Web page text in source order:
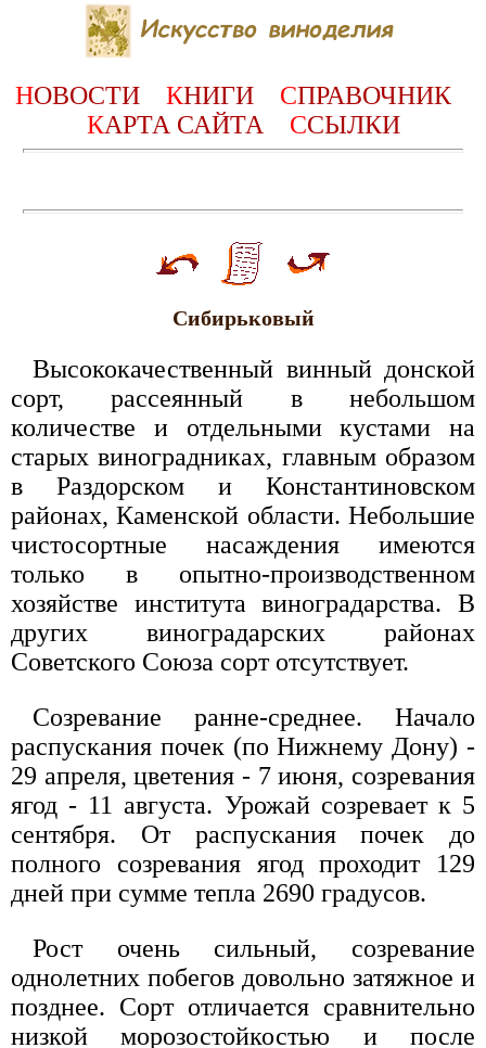
НОВОСТИ КНИГИ СПРАВОЧНИК
КАРТА САЙТА ССЫЛКИ
Сибирьковый
Высококачественный винный донской
сорт, рассеянный в небольшом
количестве и отдельными кустами на
старых виноградниках, главным образом
в Раздорском и Константиновском
районах, Каменской области. Небольшие
чистосортные насаждения имеются
только в опытно-производственном
хозяйстве института виноградарства. В
других виноградарских районах
Советского Союза сорт отсутствует.
Созревание ранне-среднее. Начало
распускания почек (по Нижнему Дону) -
29 апреля, цветения - 7 июня, созревания
ягод - 11 августа. Урожай созревает к 5
сентября. От распускания почек до
полного созревания ягод проходит 129
дней при сумме тепла 2690 градусов.
Рост очень сильный, созревание
однолетних побегов довольно затяжное и
позднее. Сорт отличается сравнительно
низкой морозостойкостью и после